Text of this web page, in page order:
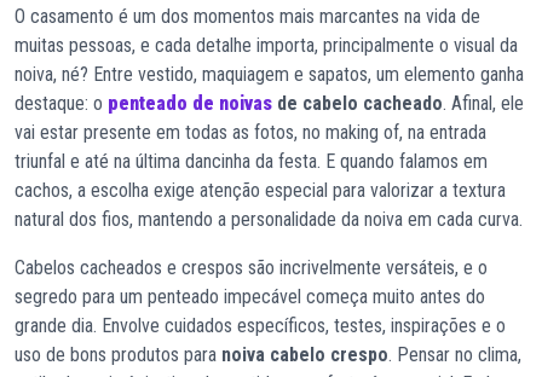
O casamento é um dos momentos mais marcantes na vida de
muitas pessoas, e cada detalhe importa, principalmente o visual da
noiva, né? Entre vestido, maquiagem e sapatos, um elemento ganha
destaque: o penteado de noivas de cabelo cacheado. Afinal, ele
vai estar presente em todas as fotos, no making of, na entrada
triunfal e até na última dancinha da festa. E quando falamos em
cachos, a escolha exige atenção especial para valorizar a textura
natural dos fios, mantendo a personalidade da noiva em cada curva.
Cabelos cacheados e crespos são incrivelmente versáteis, e o
segredo para um penteado impecável começa muito antes do
grande dia. Envolve cuidados específicos, testes, inspirações e o
uso de bons produtos para noiva cabelo crespo. Pensar no clima,